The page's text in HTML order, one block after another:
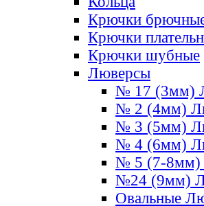
Крючки
Крючки
Крючки шубные
Люверсы
№ 17 (3мм)
№ 2 (4мм)
№ 3 (5мм)
№ 4 (6мм)
№ 5 (7-8мм)
№24 (9мм)
Овальные